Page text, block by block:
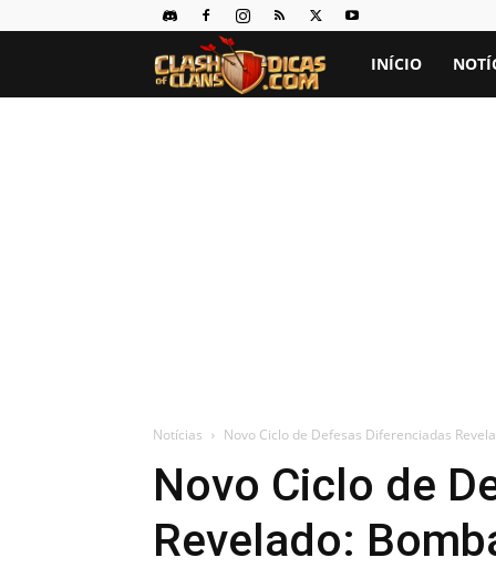
Clash
INÍCIO
Notícias Novo Ciclo de Defesas Diferenciadas
Novo Ciclo de
Revelado: